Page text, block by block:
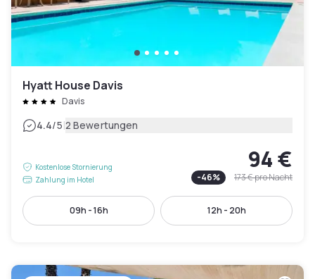
Hyatt House Davis
Davis
4.4/5|2 Bewertungen
Kostenlose Stornierung
Zahlung im Hotel
94 €
-46% 173 €pro Nacht
09h - 16h 12h - 20h